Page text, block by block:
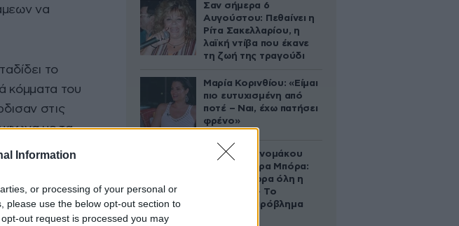
Information
or processing of your personal or
please use the below opt-out section to
out request is processed you may
να
το
κόμματα του
στις
με τα
για παρατυπίες
Σαν σήμερα 6
Αυγούστου: Πεθαίνει η
Ρίτα Σακελλαρίου, η
λαϊκή ντίβα που έκανε
τη ζωή της τραγούδι
Μαρία Κορινθίου: «Είμαι
πιο ευτυχισμένη από
ποτέ – Ναι, έχω πατήσει
φρένο»
Αθηνά Οικονομάκου
από τα Μπόρα Μπόρα:
«Έσκασε τώρα όλη η
κούραση» – Το
απρόοπτο πρόβλημα